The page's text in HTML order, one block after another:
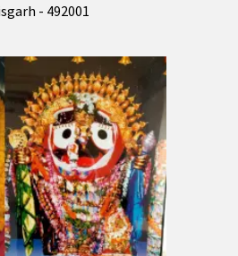
- 492001